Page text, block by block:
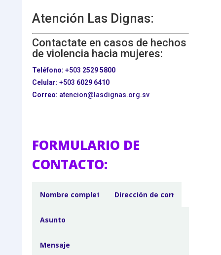
Atención Las Dignas:
Contactate en casos de hechos
de violencia hacia mujeres:
Teléfono: +503 2529 5800
Celular: +503 6029 6410
Correo: atencion@lasdignas.org.sv
FORMULARIO DE
CONTACTO: